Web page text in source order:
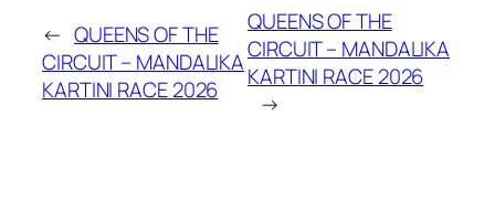
← QUEENS OF THE
CIRCUIT – MANDALIKA
KARTINI RACE 2026
QUEENS OF THE
CIRCUIT – MANDALIKA
KARTINI RACE 2026
→